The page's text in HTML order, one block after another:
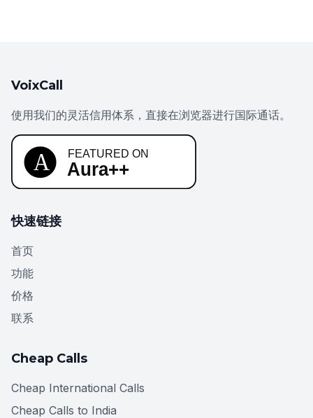
VoixCall
使用我们的灵活信用体系，直接在浏览器进行国际通话。
快速链接
首页
功能
价格
联系
Cheap Calls
Cheap International Calls
Cheap Calls to India